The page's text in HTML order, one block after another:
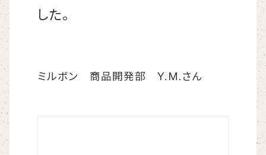
した。
ミルボン 商品開発部 Y.M.さん